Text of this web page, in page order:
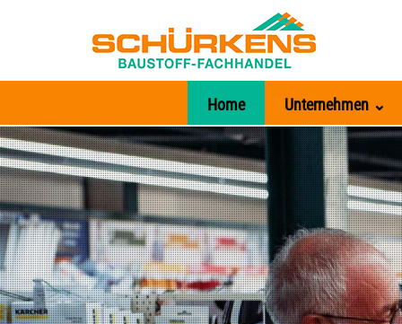
Home Unternehmen ⌄